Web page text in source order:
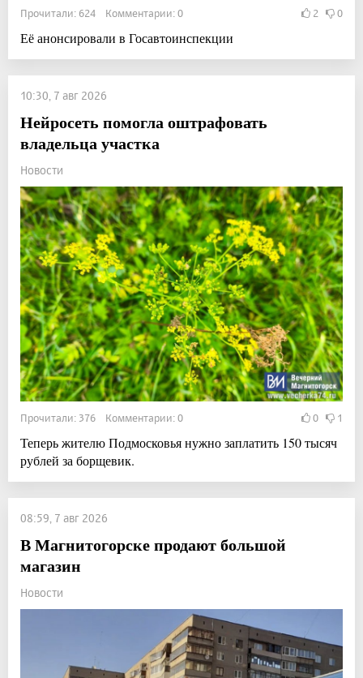
Прочитали: 624 Комментарии: 0 2 0
Её анонсировали в Госавтоинспекции
10:30, 7 авг 2026
Нейросеть помогла оштрафовать
владельца участка
Новости
Прочитали: 376 Комментарии: 0 0 1
Теперь жителю Подмосковья нужно заплатить 150 тысяч
рублей за борщевик.
08:59, 7 авг 2026
В Магнитогорске продают большой
магазин
Новости